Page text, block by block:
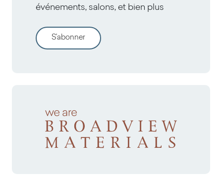
événements, salons, et bien plus
S'abonner